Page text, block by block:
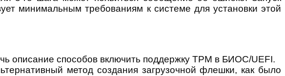
минимальным требованиям к системе для установки этой
описание способов включить поддержку TPM в БИОС/UEFI.
метод создания загрузочной флешки, как было